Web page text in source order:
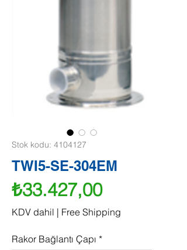
Stok kodu: 4104127
TWI5-SE-304EM
₺33.427,00Fiyat
KDV dahil | Free Shipping
Rakor Bağlantı Çapı *